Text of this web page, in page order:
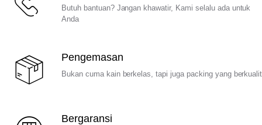
Butuh bantuan? Jangan khawatir, Kami selalu ada untuk
Anda
Pengemasan
Bukan cuma kain berkelas, tapi juga packing yang
Bergaransi